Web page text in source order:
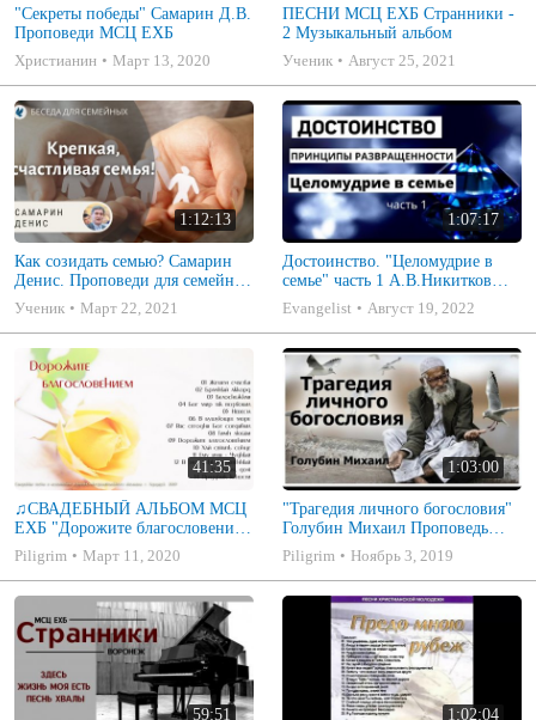
"Секреты победы" Самарин Д.В.
Проповеди МСЦ ЕХБ
Христианин
Март 13, 2020
ПЕСНИ МСЦ ЕХБ Странники -
2 Музыкальный альбом
Ученик
Август 25, 2021
1:12:13
Как созидать семью? Самарин
Денис. Проповеди для семейных
МСЦ ЕХБ
Ученик Март 22, 2021
1:07:17
Достоинство. "Целомудрие в
семье" часть 1 А.В.Никитков
Беседа для семейных МСЦ ЕХБ
Evangelist Август 19, 2022
41:35
♫СВАДЕБНЫЙ АЛЬБОМ МСЦ
ЕХБ "Дорожите благословением
- Христианские песни.
Музыкальный диск. Псалмы
Piligrim Март 11, 2020
1:03:00
"Трагедия личного богословия"
Голубин Михаил Проповедь
2019
Piligrim Ноябрь 3, 2019
59:51 1:02:04